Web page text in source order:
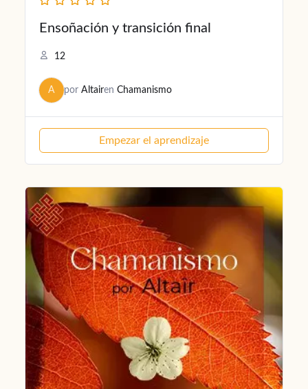
Ensoñación y transición final
12
A por Altairen Chamanismo
Empezar el aprendizaje